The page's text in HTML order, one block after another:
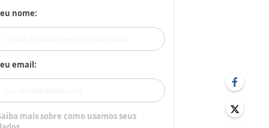
nome:
email:
mais sobre como usamos seus